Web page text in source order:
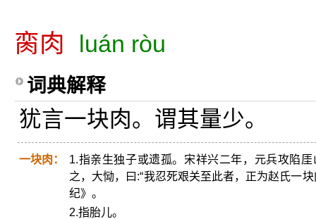
脔肉 luán ròu
词典解释
犹言一块肉。谓其量少。
一块肉：
1.指亲生独子或遗孤。宋祥兴二年，元兵攻陷
之，大恸，曰:“我忍死艰关至此者，正为赵氏一
纪》。
2.指胎儿。